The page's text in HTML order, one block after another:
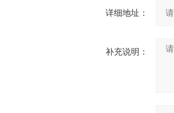
详细地址：
补充说明：